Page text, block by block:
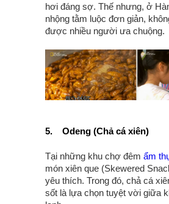
hơi đáng sợ. Thế nhưng, ở
nhộng tằm luộc đơn giản,
được nhiều người ưa chuộng.
5. Odeng (Chả cá xiên)
Tại những khu chợ đêm ẩm
món xiên que (Skewered
yêu thích. Trong đó, chả cá
sốt là lựa chọn tuyệt vời giữa